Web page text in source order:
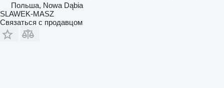
Польша, Nowa Dąbia
SLAWEK-MASZ
Связаться с продавцом